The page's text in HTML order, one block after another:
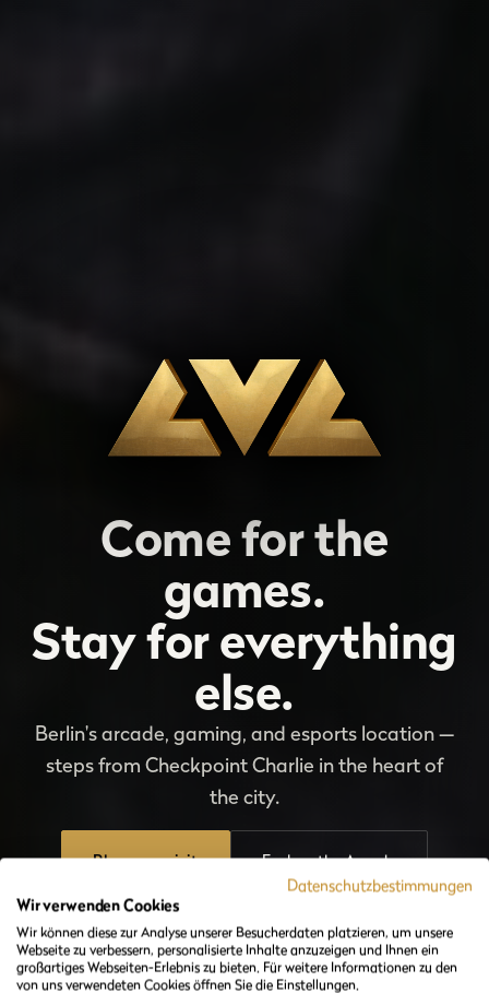
Come for the
games.
Stay for everything
else.
Berlin's arcade, gaming, and esports location —
steps from Checkpoint Charlie in the heart of
the city.
Plan your visit Explore the Arcade
Datenschutzbestimmungen
Wir verwenden Cookies
Wir können diese zur Analyse unserer Besucherdaten platzieren, um unsere
Webseite zu verbessern, personalisierte Inhalte anzuzeigen und Ihnen ein
großartiges Webseiten-Erlebnis zu bieten. Für weitere Informationen zu den
von uns verwendeten Cookies öffnen Sie die Einstellungen.